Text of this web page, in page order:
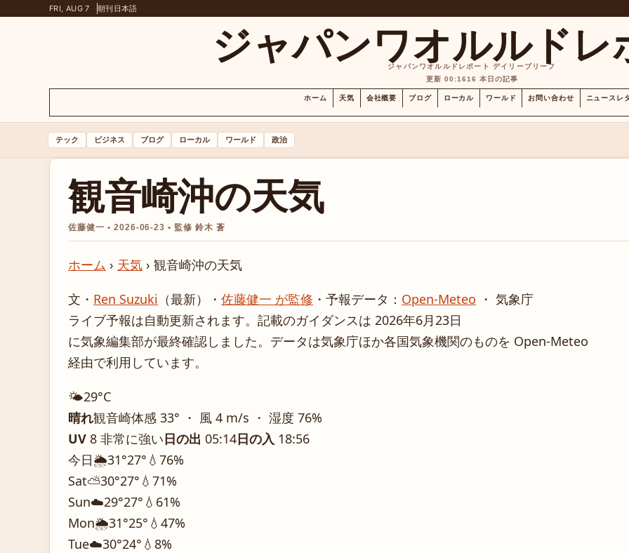
FRI, AUG 7 朝刊 日本語
ジャパンワオルルドレ
ジャパンワオルルドレポート デイリーブリーフ
更新 00:1616 本日の記事
ホーム 天気 会社概要 ブログ ローカル ワールド お問い合わせ ニュースレ
テック ビジネス ブログ ローカル ワールド 政治
観音崎沖の天気
佐藤健一 • 2026-06-23 • 監修 鈴木 蒼
ホーム › 天気 › 観音崎沖の天気
文・ Ren Suzuki （最新） ・ 佐藤健一 が監修 ・ 予報データ： Open-Meteo ・ 気象庁
ライブ予報は自動更新されます。記載のガイダンスは 2026年6月23日
に気象編集部が最終確認しました。データは気象庁ほか各国気象機関のものを Open-Meteo
経由で利用しています。
🌤️29°C
晴れ観音崎体感 33° ・ 風 4 m/s ・ 湿度 76%
UV 8 非常に強い日の出 05:14日の入 18:56
今日🌦️31°27° 💧76%
Sat⛅30°27° 💧71%
Sun☁️29°27° 💧61%
Mon🌦️31°25° 💧47%
Tue☁️30°24° 💧8%